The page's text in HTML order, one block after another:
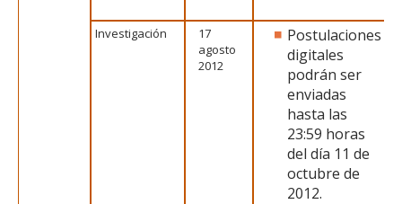
Investigación
17
agosto
2012
Postulaciones
digitales
podrán ser
enviadas
hasta las
23:59 horas
del día 11 de
octubre de
2012.